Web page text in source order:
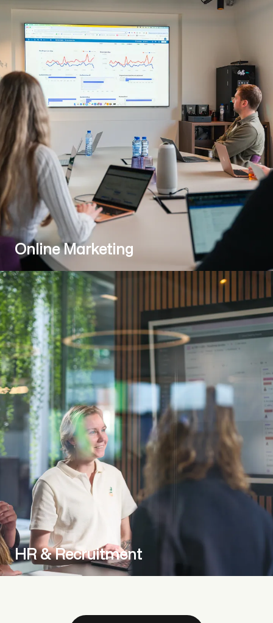
Online Marketing
HR & Recruitment